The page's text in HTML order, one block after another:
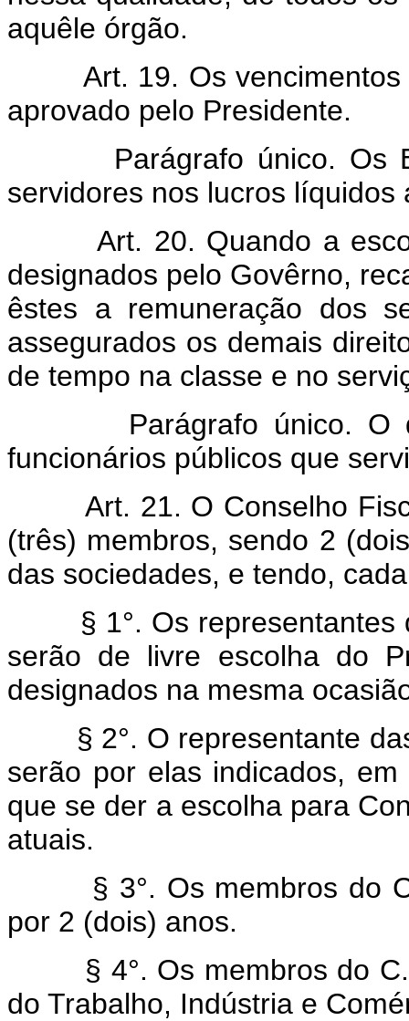
aquêle órgão.
Art. 19. Os
aprovado pelo Presidente.
Parágrafo único. Os
servidores nos lucros
Art. 20. Quando a
designados pelo Govêrno,
êstes a remuneração dos
assegurados os demais
de tempo na classe e no
Parágrafo único. O
funcionários públicos que
Art. 21. O Conselho
(três) membros, sendo 2
das sociedades, e tendo,
§ 1°. Os representantes
serão de livre escolha do
designados na mesma
§ 2°. O representante das
serão por elas indicados,
que se der a escolha para
atuais.
§ 3°. Os membros do
por 2 (dois) anos.
§ 4°. Os membros do
do Trabalho, Indústria e